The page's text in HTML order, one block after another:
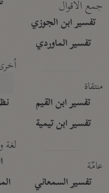
جمع الأقوال
تفسير ابن الجوزي
تفسير الماوردي
منتقاة
تفسير ابن القيم
تفسير ابن تيمية
عامّة
تفسير السمعاني
لغة